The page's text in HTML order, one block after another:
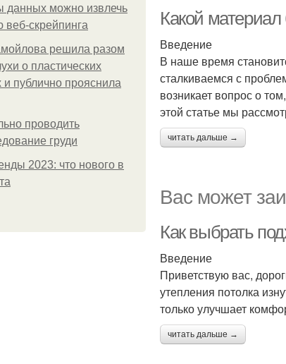
данных можно извлечь
скрейпинга
решила разом
о пластических
и публично прояснила
проводить
груди
2023: что нового в
Какой материал
Введение
В наше время
сталкиваемся с
возникает вопрос о
этой статье мы
читать дальше →
Вас может
Как выбрать
Введение
Приветствую вас,
утепления потолка
только улучшает
читать дальше →